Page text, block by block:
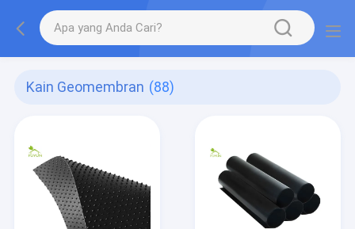
Kain Geomembran (88)